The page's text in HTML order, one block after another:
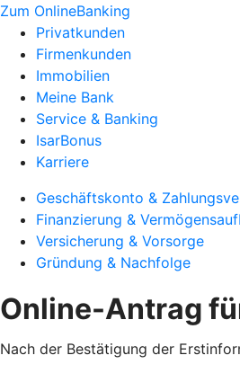
Zum OnlineBanking
Privatkunden
Firmenkunden
Immobilien
Meine Bank
Service & Banking
IsarBonus
Karriere
Geschäftskonto &
Finanzierung &
Versicherung & Vorsorge
Gründung & Nachfolge
Online-Antrag
Nach der Bestätigung der